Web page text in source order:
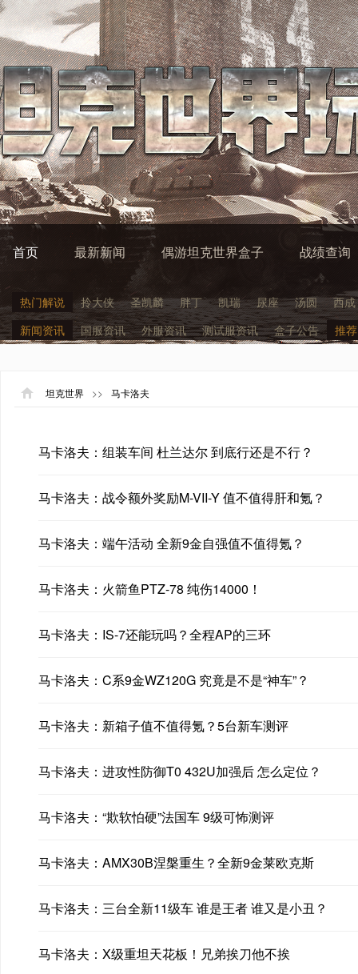
首页 最新新闻 偶游坦克世界盒子 战绩查询
热门解说 拎大侠 圣凯麟 胖丁 凯瑞 尿座 汤圆
西成
新闻资讯
国服资讯 外服资讯 测试服资讯 盒子公告 推
坦克世界 >> 马卡洛夫
马卡洛夫：组装车间 杜兰达尔 到底行还是不行？
马卡洛夫：战令额外奖励M-VII-Y 值不值得肝和氪？
马卡洛夫：端午活动 全新9金自强值不值得氪？
马卡洛夫：火箭鱼PTZ-78 纯伤14000！
马卡洛夫：IS-7还能玩吗？全程AP的三环
马卡洛夫：C系9金WZ120G 究竟是不是“神车”？
马卡洛夫：新箱子值不值得氪？5台新车测评
马卡洛夫：进攻性防御T0 432U加强后 怎么定位？
马卡洛夫：“欺软怕硬”法国车 9级可怖测评
马卡洛夫：AMX30B涅槃重生？全新9金莱欧克斯
马卡洛夫：三台全新11级车 谁是王者 谁又是小丑？
马卡洛夫：X级重坦天花板！兄弟挨刀他不挨